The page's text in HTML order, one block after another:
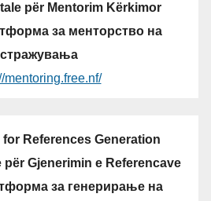
për Mentorim Kërkimor
за менторство на
mentoring.free.nf/
for References Generation
për Gjenerimin e Referencave
за генерирање на